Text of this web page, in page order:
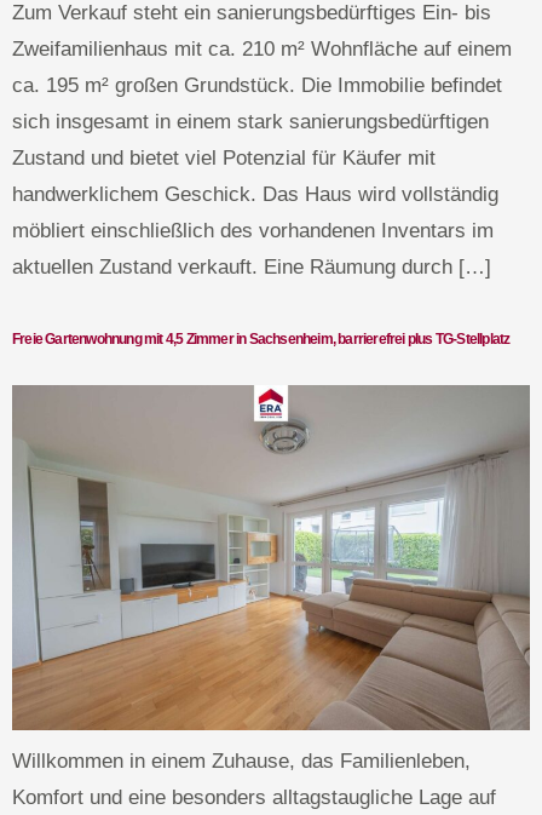
Zum Verkauf steht ein sanierungsbedürftiges Ein- bis
Zweifamilienhaus mit ca. 210 m² Wohnfläche auf einem
ca. 195 m² großen Grundstück. Die Immobilie befindet
sich insgesamt in einem stark sanierungsbedürftigen
Zustand und bietet viel Potenzial für Käufer mit
handwerklichem Geschick. Das Haus wird vollständig
möbliert einschließlich des vorhandenen Inventars im
aktuellen Zustand verkauft. Eine Räumung durch […]
Freie Gartenwohnung mit 4,5 Zimmer in Sachsenheim, barrierefrei plus TG-Stellplatz
Willkommen in einem Zuhause, das Familienleben,
Komfort und eine besonders alltagstaugliche Lage auf